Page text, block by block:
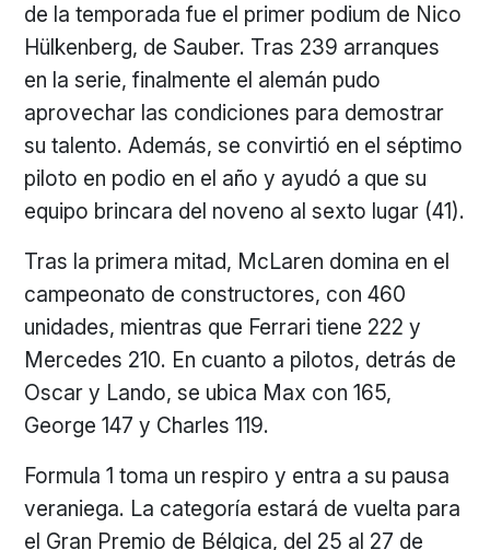
de la temporada fue el primer podium de Nico
Hülkenberg, de Sauber. Tras 239 arranques
en la serie, finalmente el alemán pudo
aprovechar las condiciones para demostrar
su talento. Además, se convirtió en el séptimo
piloto en podio en el año y ayudó a que su
equipo brincara del noveno al sexto lugar (41).
Tras la primera mitad, McLaren domina en el
campeonato de constructores, con 460
unidades, mientras que Ferrari tiene 222 y
Mercedes 210. En cuanto a pilotos, detrás de
Oscar y Lando, se ubica Max con 165,
George 147 y Charles 119.
Formula 1 toma un respiro y entra a su pausa
veraniega. La categoría estará de vuelta para
el Gran Premio de Bélgica, del 25 al 27 de